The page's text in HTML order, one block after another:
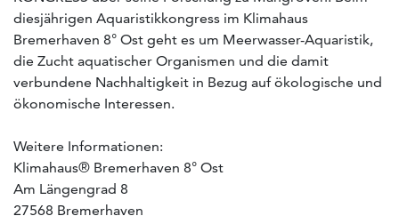
diesjährigen Aquaristikkongress im Klimahaus
Bremerhaven 8° Ost geht es um Meerwasser-Aquaristik,
die Zucht aquatischer Organismen und die damit
verbundene Nachhaltigkeit in Bezug auf ökologische und
ökonomische Interessen.
Weitere Informationen:
Klimahaus® Bremerhaven 8° Ost
Am Längengrad 8
27568 Bremerhaven